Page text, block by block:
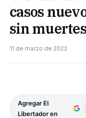
casos
sin muertes
11 de marzo de 2022
Agregar El
Libertador en